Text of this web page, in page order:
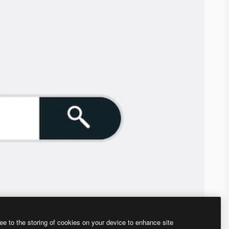
to the storing of cookies on your device to enhance site